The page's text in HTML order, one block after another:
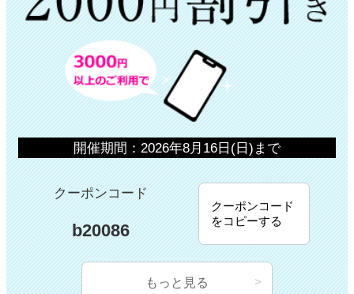
開催期間：2026年8月16日(日)まで
クーポンコード
b20086
クーポンコード
をコピーする
もっと見る